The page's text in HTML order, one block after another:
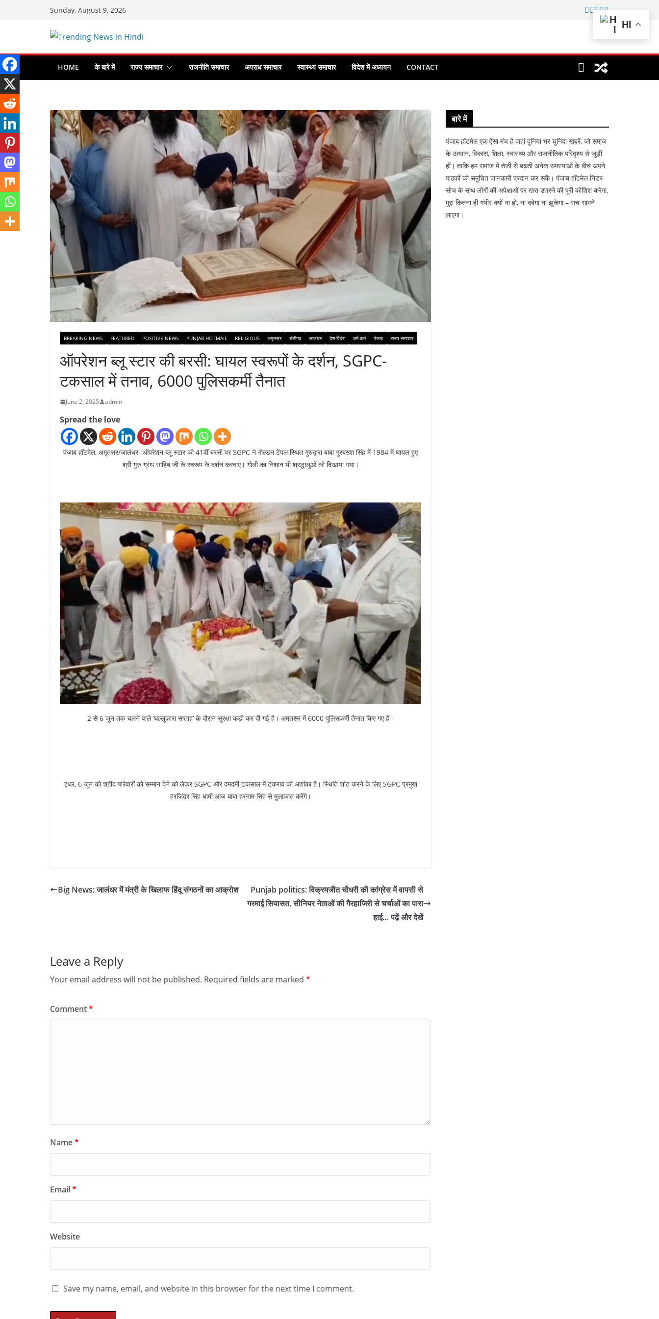
Sunday, August 9, 2026
HOME के बारे में राज्य समाचार राजनीति समाचार अपराध समाचार स्वास्थ्य समाचार विदेश में अध्ययन CONTACT
BREAKING NEWS FEATURED POSITIVE NEWS PUNJAB HOTMAIL RELIGIOUS अमृतसर चंडीगढ़ जालंधर देश-विदेश धर्म-कर्म पंजाब राज्य समाचार
ऑपरेशन ब्लू स्टार की बरसी: घायल स्वरूपों के दर्शन, SGPC-
टकसाल में तनाव, 6000 पुलिसकर्मी तैनात
June 2, 2025 admin
Spread the love
पंजाब हॉटमेल, अमृतसर/जालंधर।ऑपरेशन ब्लू स्टार की 41वीं बरसी पर SGPC ने गोल्डन टेंपल स्थित गुरुद्वारा बाबा गुरबख्श सिंह में 1984 में घायल हुए
श्री गुरु ग्रंथ साहिब जी के स्वरूप के दर्शन करवाए। गोली का निशान भी श्रद्धालुओं को दिखाया गया।
2 से 6 जून तक चलने वाले ‘घल्लूकारा सप्ताह’ के दौरान सुरक्षा कड़ी कर दी गई है। अमृतसर में 6000 पुलिसकर्मी तैनात किए गए हैं।
इधर, 6 जून को शहीद परिवारों को सम्मान देने को लेकर SGPC और दमदमी टकसाल में टकराव की आशंका है। स्थिति शांत करने के लिए SGPC प्रमुख
हरजिंदर सिंह धामी आज बाबा हरनाम सिंह से मुलाकात करेंगे।
Big News: जालंधर में मंत्री के खिलाफ हिंदू संगठनों का आक्रोश
Punjab politics: विक्रमजीत चौधरी की कांग्रेस में वापसी से
गरमाई सियासत, सीनियर नेताओं की गैरहाजिरी से चर्चाओं का पारा
हाई… पढ़ें और देखें
Leave a Reply
Your email address will not be published. Required fields are marked *
Comment*
Name*
Email*
Website
Save my name, email, and website in this browser for the next time I comment.
बारे में
पंजाब हॉटमेल एक ऐसा मंच है जहां दुनिया भर चुनिंदा खबरें, जो समाज
के उत्थान, विकास, शिक्षा, स्वास्थ्य और राजनीतिक परिदृश्य से जुड़ी
हों। ताकि हम समाज में तेजी से बढ़ती अनेक समस्याओं के बीच अपने
पाठकों को समुचित जानकारी प्रदान कर सकें। पंजाब हॉटमेल निडर
सोच के साथ लोगों की अपेक्षाओं पर खरा उतरने की पूरी कोशिश करेगा,
मुद्दा कितना ही गंभीर क्यों ना हो, ना दबेगा ना झुकेगा – सच सामने
लाएगा।
HI